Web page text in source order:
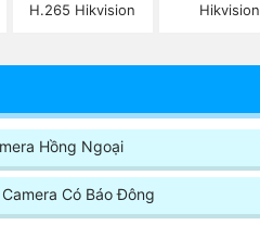
H.265 Hikvision
Hikvision
Hồng Ngoại
Camera Có Báo Đông